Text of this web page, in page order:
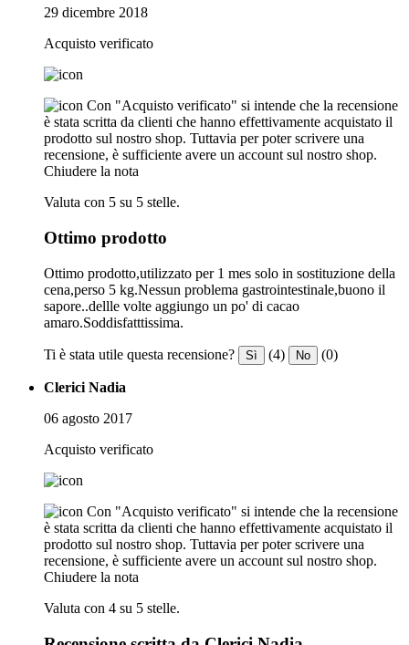
29 dicembre 2018
Acquisto verificato
Con "Acquisto verificato" si intende che la recensione
è stata scritta da clienti che hanno effettivamente acquistato il
prodotto sul nostro shop. Tuttavia per poter scrivere una
recensione, è sufficiente avere un account sul nostro shop.
Chiudere la nota
Valuta con 5 su 5 stelle.
Ottimo prodotto
Ottimo prodotto,utilizzato per 1 mes solo in sostituzione della
cena,perso 5 kg.Nessun problema gastrointestinale,buono il
sapore..dellle volte aggiungo un po' di cacao
amaro.Soddisfatttissima.
Ti è stata utile questa recensione? Sì (4) No (0)
Clerici Nadia
06 agosto 2017
Acquisto verificato
Con "Acquisto verificato" si intende che la recensione
è stata scritta da clienti che hanno effettivamente acquistato il
prodotto sul nostro shop. Tuttavia per poter scrivere una
recensione, è sufficiente avere un account sul nostro shop.
Chiudere la nota
Valuta con 4 su 5 stelle.